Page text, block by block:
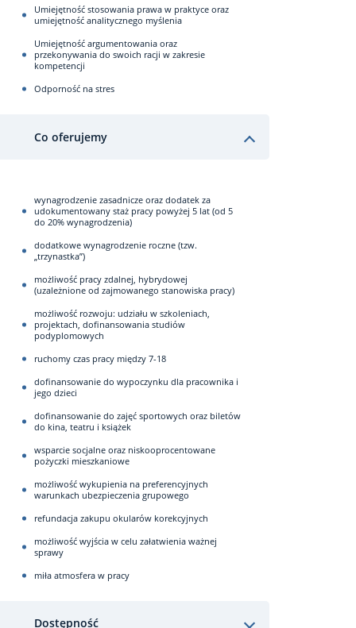
Umiejętność stosowania prawa w praktyce oraz
umiejętność analitycznego myślenia
Umiejętność argumentowania oraz
przekonywania do swoich racji w zakresie
kompetencji
Odporność na stres
Co oferujemy
wynagrodzenie zasadnicze oraz dodatek za
udokumentowany staż pracy powyżej 5 lat (od 5
do 20% wynagrodzenia)
dodatkowe wynagrodzenie roczne (tzw.
„trzynastka”)
możliwość pracy zdalnej, hybrydowej
(uzależnione od zajmowanego stanowiska pracy)
możliwość rozwoju: udziału w szkoleniach,
projektach, dofinansowania studiów
podyplomowych
ruchomy czas pracy między 7-18
dofinansowanie do wypoczynku dla pracownika i
jego dzieci
dofinansowanie do zajęć sportowych oraz biletów
do kina, teatru i książek
wsparcie socjalne oraz niskooprocentowane
pożyczki mieszkaniowe
możliwość wykupienia na preferencyjnych
warunkach ubezpieczenia grupowego
refundacja zakupu okularów korekcyjnych
możliwość wyjścia w celu załatwienia ważnej
sprawy
miła atmosfera w pracy
Dostępność